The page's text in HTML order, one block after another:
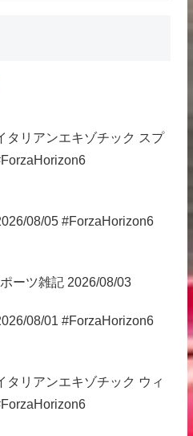
タリアンエキゾチック スプ
08/05 #ForzaHorizon6
ーツ雑記 2026/08/03
08/01 #ForzaHorizon6
タリアンエキゾチック ウィ